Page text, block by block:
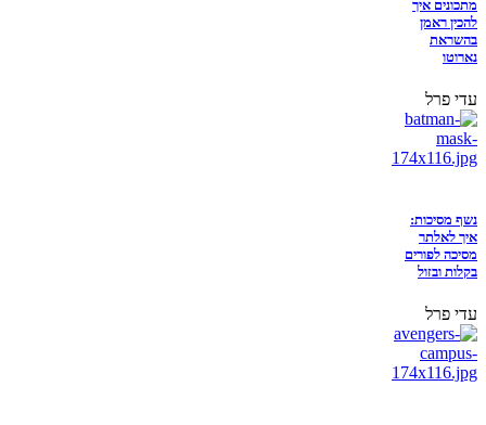
מתכונים איך
להכין ראמן
בהשראת
נארוטו
עדי פרל
נשף מסיכות:
איך לאלתר
מסיכה לפורים
בקלות ובזול
עדי פרל